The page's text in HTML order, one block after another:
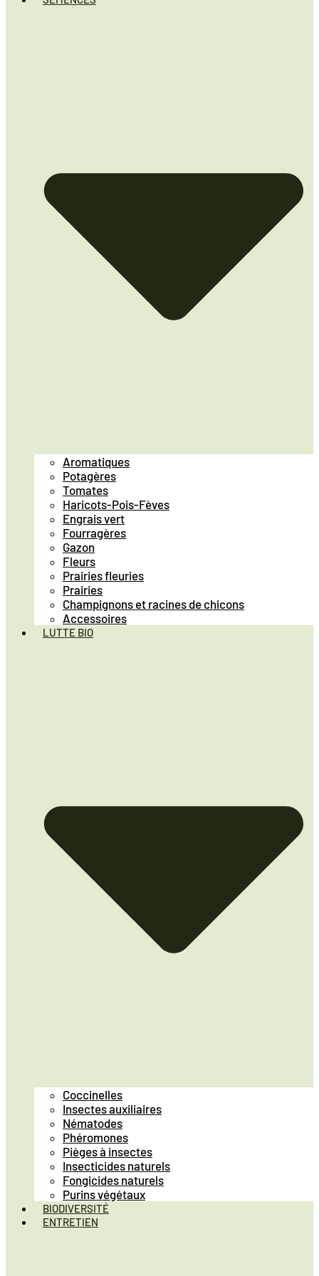
Aromatiques
Potagères
Tomates
Haricots-Pois-Fèves
Engrais vert
Fourragères
Gazon
Fleurs
Prairies fleuries
Prairies
Champignons et racines de chicons
Accessoires
LUTTE BIO
Coccinelles
Insectes auxiliaires
Nématodes
Phéromones
Pièges à insectes
Insecticides naturels
Fongicides naturels
Purins végétaux
BIODIVERSITÉ
ENTRETIEN